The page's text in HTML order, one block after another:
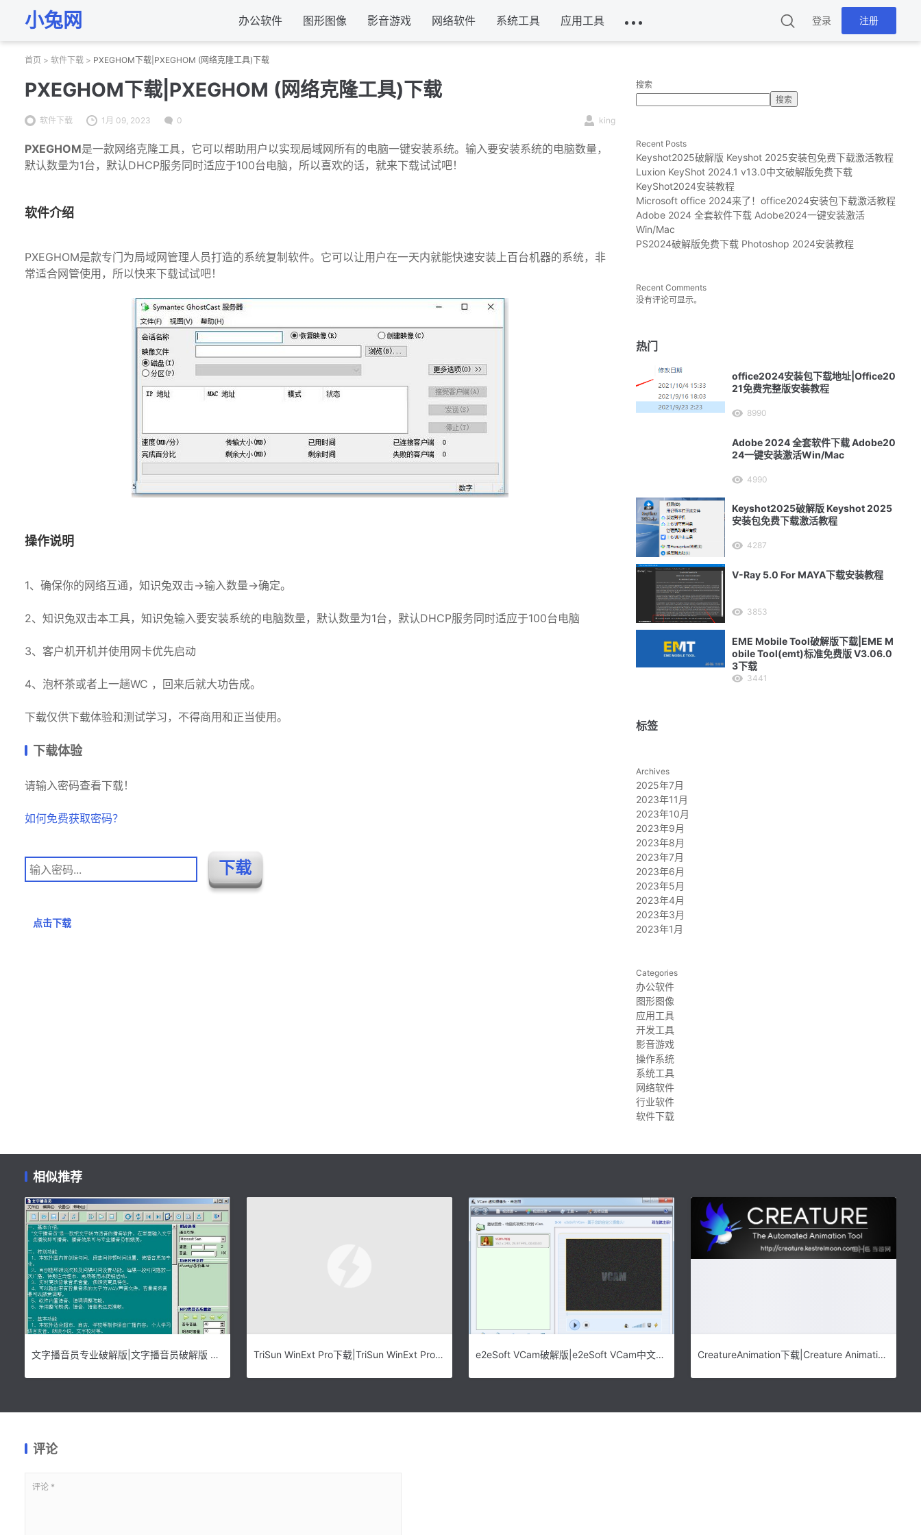
小兔网 办公软件 图形图像 影音游戏 网络软件 系统工具 应用工具 登录 注册
首页 > 软件下载 > PXEGHOM下载|PXEGHOM (网络克隆工具)下载
PXEGHOM下载|PXEGHOM (网络克隆工具)下载
软件下载 1月 09, 2023 0 king
PXEGHOM是一款网络克隆工具，它可以帮助用户以实现局域网所有的电脑一键安装系统。输入要安装系统的电脑数量，
默认数量为1台，默认DHCP服务同时适应于100台电脑，所以喜欢的话，就来下载试试吧！
软件介绍
PXEGHOM是款专门为局域网管理人员打造的系统复制软件。它可以让用户在一天内就能快速安装上百台机器的系统，非
常适合网管使用，所以快来下载试试吧！
操作说明
1、确保你的网络互通，知识兔双击→输入数量→确定。
2、知识兔双击本工具，知识兔输入要安装系统的电脑数量，默认数量为1台，默认DHCP服务同时适应于100台电脑
3、客户机开机并使用网卡优先启动
4、泡杯茶或者上一趟WC ，回来后就大功告成。
下载仅供下载体验和测试学习，不得商用和正当使用。
下载体验
请输入密码查看下载！
如何免费获取密码？
点击下载
搜索
搜索
Recent Posts
Keyshot2025破解版 Keyshot 2025安装包免费下载激活教程
Luxion KeyShot 2024.1 v13.0中文破解版免费下载
KeyShot2024安装教程
Microsoft office 2024来了！office2024安装包下载激活教程
Adobe 2024 全套软件下载 Adobe2024一键安装激活
Win/Mac
PS2024破解版免费下载 Photoshop 2024安装教程
Recent Comments
没有评论可显示。
热门
office2024安装包下载地址|Office20
21免费完整版安装教程
8990
Adobe 2024 全套软件下载 Adobe20
24一键安装激活Win/Mac
4990
Keyshot2025破解版 Keyshot 2025
安装包免费下载激活教程
4287
V-Ray 5.0 For MAYA下载安装教程
3853
EME Mobile Tool破解版下载|EME M
obile Tool(emt)标准免费版 V3.06.0
3下载
3441
标签
Archives
2025年7月
2023年11月
2023年10月
2023年9月
2023年8月
2023年7月
2023年6月
2023年5月
2023年4月
2023年3月
2023年1月
Categories
办公软件
图形图像
应用工具
开发工具
影音游戏
操作系统
系统工具
网络软件
行业软件
软件下载
相似推荐
文字播音员专业破解版|文字播音员破解版 v3.31下载 TriSun WinExt Pro下载|TriSun WinExt Pro (电脑实用工具包)电脑免费版v8.0.047下载 e2eSoft VCam破解版|e2eSoft VCam中文免费版 v5.1.0.768下载 CreatureAnimation下载|Creature Animation Pro 官方最新版V3.45下载
评论